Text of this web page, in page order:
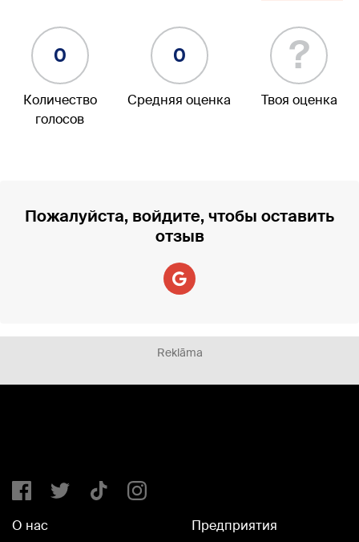
0
Количество
голосов
0
Средняя оценка
?
Твоя оценка
Пожалуйста, войдите, чтобы оставить
отзыв
Reklāma
О нас
Предприятия